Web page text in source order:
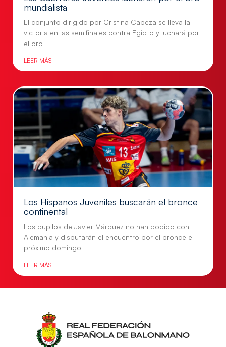
mundialista
El conjunto dirigido por Cristina Cabeza se lleva la
victoria en las semifinales contra Egipto y luchará por
el oro
LEER MÁS
Los Hispanos Juveniles buscarán el bronce
continental
Los pupilos de Javier Márquez no han podido con
Alemania y disputarán el encuentro por el bronce el
próximo domingo
LEER MÁS